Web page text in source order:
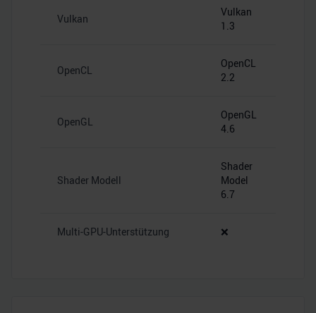
Vulkan
Vulkan
1.3
OpenCL
OpenCL
2.2
OpenGL
OpenGL
4.6
Shader Modell
Shader
Model
6.7
Multi-GPU-Unterstützung ❌